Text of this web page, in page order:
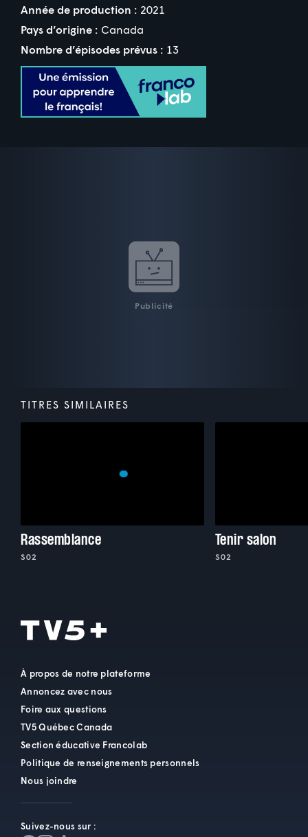
Année de production : 2021
Pays d’origine : Canada
Nombre d’épisodes prévus : 13
Publicité
TITRES SIMILAIRES
Rassemblance
S02
Tenir salon
S02
À propos de notre plateforme
Annoncez avec nous
Foire aux questions
TV5 Québec Canada
Section éducative Francolab
Politique de renseignements personnels
Nous joindre
Suivez-nous sur :